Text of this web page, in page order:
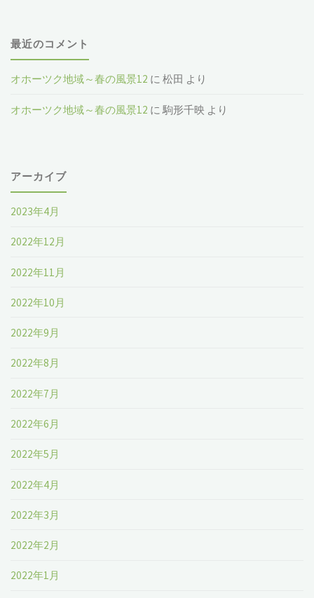
最近のコメント
オホーツク地域～春の風景12 に松田 より
オホーツク地域～春の風景12 に駒形千映 より
アーカイブ
2023年4月
2022年12月
2022年11月
2022年10月
2022年9月
2022年8月
2022年7月
2022年6月
2022年5月
2022年4月
2022年3月
2022年2月
2022年1月